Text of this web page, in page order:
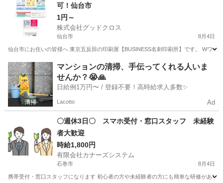
可！仙台市
1円～
株式会社グッドクロス
仙台市 8月4日
仙台市にお住いの皆様へ 東京五反田の印刷屋【BUSINESS名刺印刷所】です。 Wワ
宮城 仙台市 営業 スタッフ
マンションの清掃、手伝ってくれる人いま
せんか？😭🙏
日給例1万円〜 / 登録不要！高時給求人多数✨
Lacotto Ad
〇週休3日〇 スマホ受付・窓口スタッフ 未経験
者大歓迎
時給1,800円
有限会社カナーズシステム
石巻市 8月4日
携帯受付・窓口スタッフになります 初心者の方や未経験者の方にも簡単な研修があ